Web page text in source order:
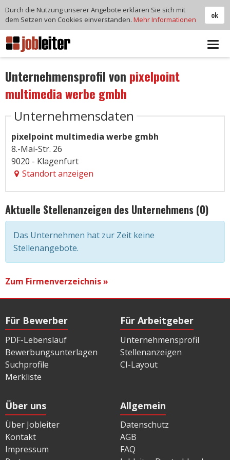
Unternehmensprofil von pixelpoint
multimedia werbe gmbh
Unternehmensdaten
pixelpoint multimedia werbe gmbh
8.-Mai-Str. 26
9020 - Klagenfurt
Standort anzeigen
Aktuelle Stellenanzeigen des Unternehmens (0)
Das Unternehmen hat zur Zeit keine
Stellenangebote.
Zum Firmenverzeichnis »
Für Bewerber
PDF-Lebenslauf
Bewerbungsunterlagen
Suchprofile
Merkliste
Für Arbeitgeber
Unternehmensprofil
Stellenanzeigen
CI-Layout
Über uns
Über Jobleiter
Kontakt
Impressum
Allgemein
Datenschutz
AGB
FAQ
ok
Durch die Nutzung unserer Angebote erklären Sie sich mit
dem Setzen von Cookies einverstanden. Mehr Informationen